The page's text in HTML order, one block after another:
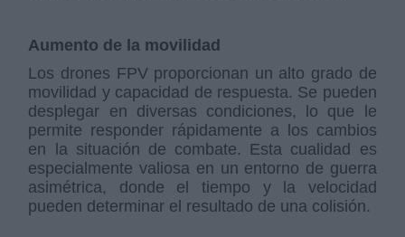
Aumento de la movilidad
Los drones FPV proporcionan un alto grado de
movilidad y capacidad de respuesta. Se pueden
desplegar en diversas condiciones, lo que le
permite responder rápidamente a los cambios
en la situación de combate. Esta cualidad es
especialmente valiosa en un entorno de guerra
asimétrica, donde el tiempo y la velocidad
pueden determinar el resultado de una colisión.